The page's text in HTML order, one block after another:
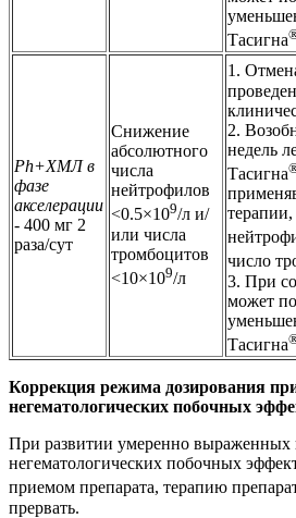
Тасигна
Ph+XMЛ в
фазе
акселерации
- 400 мг 2
раза/сут
Снижение
абсолютного
числа
нейтрофилов
<0.5×109/л и/
или числа
тромбоцитов
<10×109/л
1.
2.
недель
Тасигна
число
3. При
может
Тасигна
Коррекция режима дозирования
негематологических побочных
При развитии умеренно выраженных
негематологических побочных
приемом препарата, терапию
прервать.